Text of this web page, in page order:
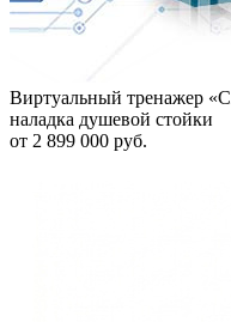
Виртуальный тренажер
наладка душевой стойки
от 2 899 000 руб.